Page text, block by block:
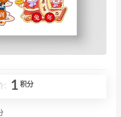
1 积分